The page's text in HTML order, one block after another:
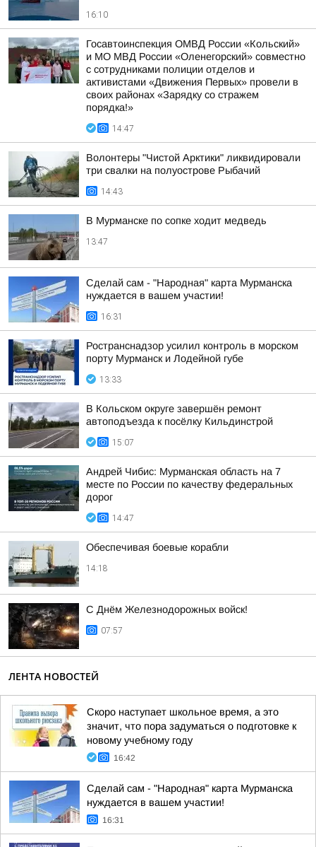
16:10
Госавтоинспекция ОМВД России «Кольский»
и МО МВД России «Оленегорский» совместно
с сотрудниками полиции отделов и
активистами «Движения Первых» провели в
своих районах «Зарядку со стражем
порядка!»
14:47
Волонтеры "Чистой Арктики" ликвидировали
три свалки на полуострове Рыбачий
14:43
В Мурманске по сопке ходит медведь
13:47
Сделай сам - "Народная" карта Мурманска
нуждается в вашем участии!
16:31
Ространснадзор усилил контроль в морском
порту Мурманск и Лодейной губе
13:33
В Кольском округе завершён ремонт
автоподъезда к посёлку Кильдинстрой
15:07
Андрей Чибис: Мурманская область на 7
месте по России по качеству федеральных
дорог
14:47
Обеспечивая боевые корабли
14:18
С Днём Железнодорожных войск!
07:57
ЛЕНТА НОВОСТЕЙ
Скоро наступает школьное время, а это
значит, что пора задуматься о подготовке к
новому учебному году
16:42
Сделай сам - "Народная" карта Мурманска
нуждается в вашем участии!
16:31